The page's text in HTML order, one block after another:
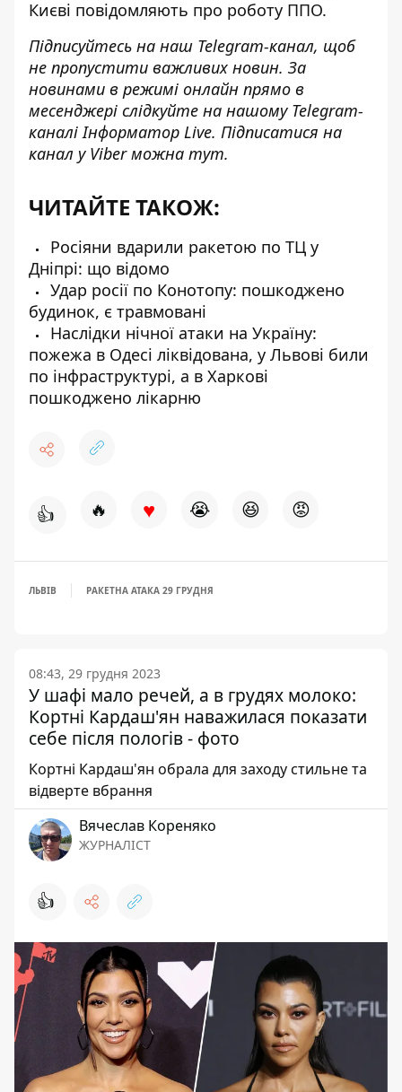
Києві повідомляють про роботу ППО.
Підписуйтесь на наш Telegram-канал, щоб
не пропустити важливих новин. За
новинами в режимі онлайн прямо в
месенджері слідкуйте на нашому Telegram-
каналіІнформатор Live. Підписатися на
канал у Viber можна тут.
ЧИТАЙТЕ ТАКОЖ:
Росіяни вдарили ракетою по ТЦ у
Дніпрі: що відомо
Удар росії по Конотопу: пошкоджено
будинок, є травмовані
Наслідки нічної атаки на Україну:
пожежа в Одесі ліквідована, у Львові били
по інфраструктурі, а в Харкові
пошкоджено лікарню
👍 🔥 ♥ 😭 😆 😡
ЛЬВІВ РАКЕТНА АТАКА 29 ГРУДНЯ
08:43, 29 грудня 2023
У шафі мало речей, а в грудях молоко:
Кортні Кардаш'ян наважилася показати
себе після пологів - фото
Кортні Кардаш'ян обрала для заходу стильне та
відверте вбрання
Вячеслав Кореняко
ЖУРНАЛІСТ
👍